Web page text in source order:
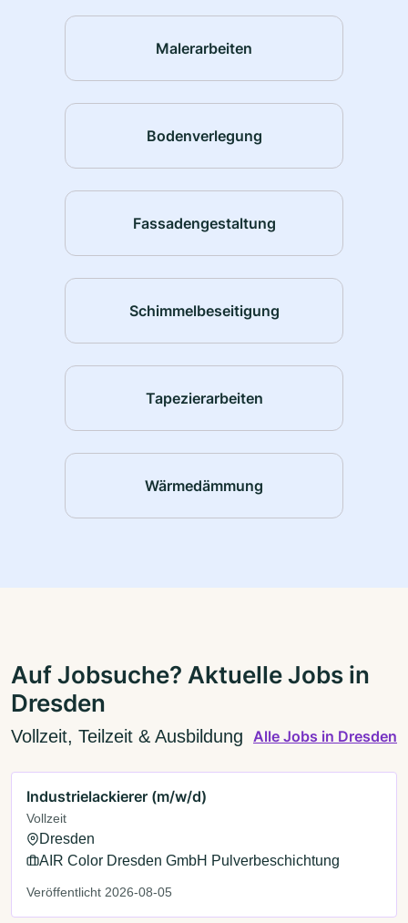
Malerarbeiten
Bodenverlegung
Fassadengestaltung
Schimmelbeseitigung
Tapezierarbeiten
Wärmedämmung
Auf Jobsuche? Aktuelle Jobs in
Dresden
Vollzeit, Teilzeit & Ausbildung Alle Jobs in Dresden
Industrielackierer (m/w/d)
Vollzeit
Dresden
AIR Color Dresden GmbH Pulverbeschichtung
Veröffentlicht 2026-08-05